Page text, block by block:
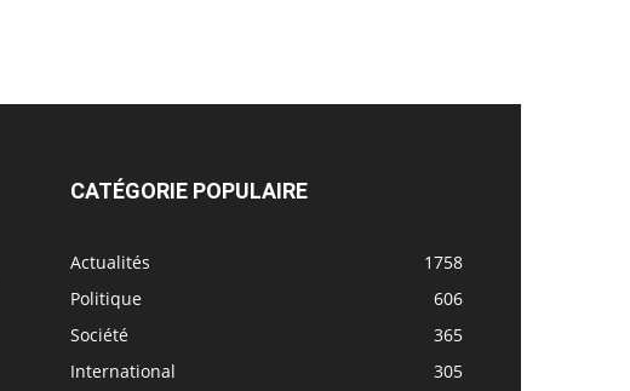
CATÉGORIE POPULAIRE
Actualités
1758
Politique
606
Société
365
International
305